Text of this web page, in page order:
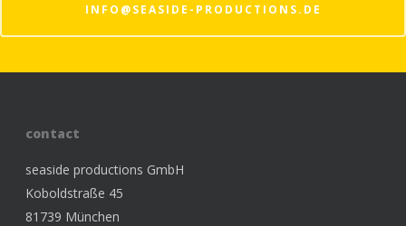
INFO@SEASIDE-PRODUCTIONS.DE
contact
seaside productions GmbH
Koboldstraße 45
81739 München
work